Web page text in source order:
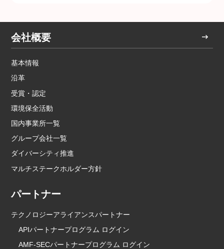
会社概要
基本情報
沿革
受賞・認定
環境保全活動
国内事業所一覧
グループ会社一覧
ダイバーシティ推進
マルチステークホルダー方針
パートナー
テクノロジーアライアンスパートナー
APIパートナープログラム ログイン
AMF-SECパートナープログラム ログイン